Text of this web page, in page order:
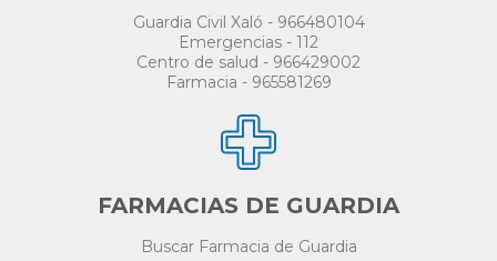
Guardia Civil Xaló - 966480104
Emergencias - 112
Centro de salud - 966429002
Farmacia - 965581269
FARMACIAS DE GUARDIA
Buscar Farmacia de Guardia